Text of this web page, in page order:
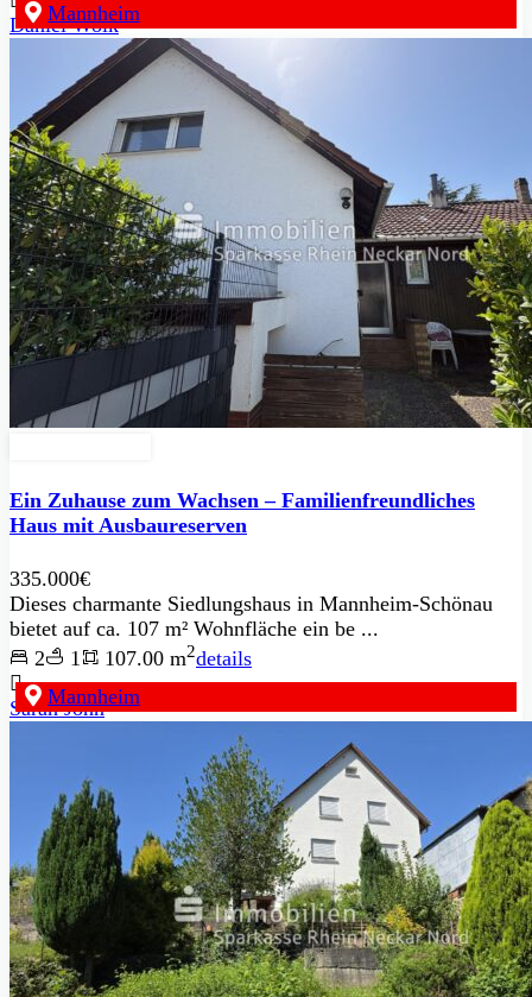
Mannheim
Daniel Wolk
Mannheim
Ein Zuhause zum Wachsen – Familienfreundliches
Haus mit Ausbaureserven
335.000€
Dieses charmante Siedlungshaus in Mannheim-Schönau
bietet auf ca. 107 m² Wohnfläche ein be ...
2
1 107.00 m2details
Sarah John